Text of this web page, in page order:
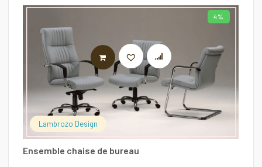
4%
Lambrozo Design
Ensemble chaise de bureau
LIRE LA SUITE